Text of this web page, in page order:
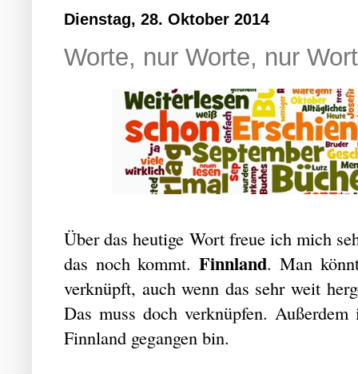
Dienstag, 28. Oktober 2014
Worte, nur Worte, nur
Über das heutige Wort freue ich mich
das noch kommt.Finnland. Man
verknüpft, auch wenn das sehr weit
Das muss doch verknüpfen.
Finnland gegangen bin.